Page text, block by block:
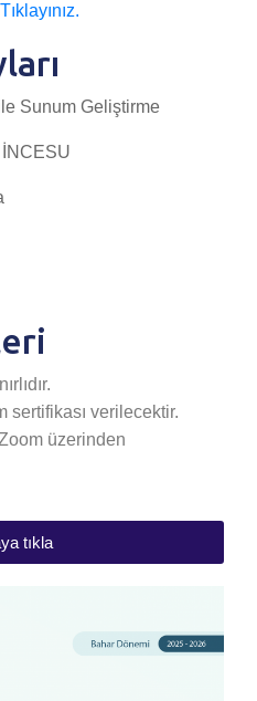
Sunum Geliştirme
İNCESU
sertifikası verilecektir.
üzerinden
tıkla